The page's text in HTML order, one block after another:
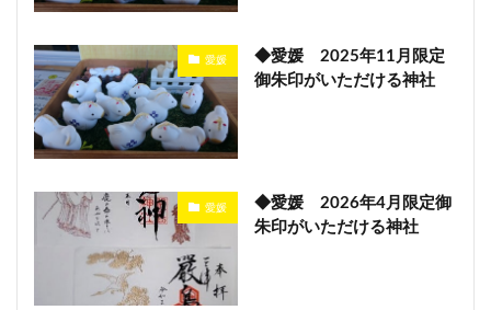
愛媛
◆愛媛 2025年11月限定
御朱印がいただける神社
愛媛
◆愛媛 2026年4月限定御
朱印がいただける神社